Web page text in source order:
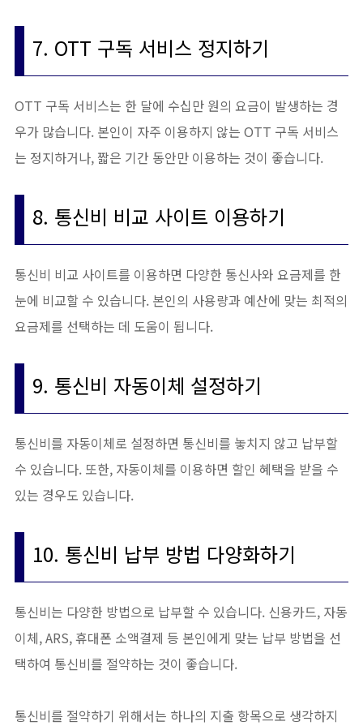
7. OTT 구독 서비스 정지하기
OTT 구독 서비스는 한 달에 수십만 원의 요금이 발생하는 경
우가 많습니다. 본인이 자주 이용하지 않는 OTT 구독 서비스
는 정지하거나, 짧은 기간 동안만 이용하는 것이 좋습니다.
8. 통신비 비교 사이트 이용하기
통신비 비교 사이트를 이용하면 다양한 통신사와 요금제를 한
눈에 비교할 수 있습니다. 본인의 사용량과 예산에 맞는 최적의
요금제를 선택하는 데 도움이 됩니다.
9. 통신비 자동이체 설정하기
통신비를 자동이체로 설정하면 통신비를 놓치지 않고 납부할
수 있습니다. 또한, 자동이체를 이용하면 할인 혜택을 받을 수
있는 경우도 있습니다.
10. 통신비 납부 방법 다양화하기
통신비는 다양한 방법으로 납부할 수 있습니다. 신용카드, 자동
이체, ARS, 휴대폰 소액결제 등 본인에게 맞는 납부 방법을 선
택하여 통신비를 절약하는 것이 좋습니다.
통신비를 절약하기 위해서는 하나의 지출 항목으로 생각하지